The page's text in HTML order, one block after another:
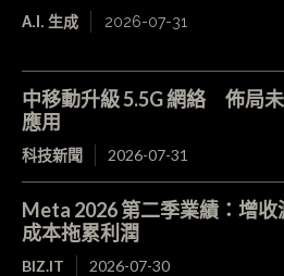
A.I. 生成 2026-07-31
中移動升級 5.5G 網絡 佈局
應用
科技新聞 2026-07-31
Meta 2026 第二季業績：增
成本拖累利潤
BIZ.IT 2026-07-30